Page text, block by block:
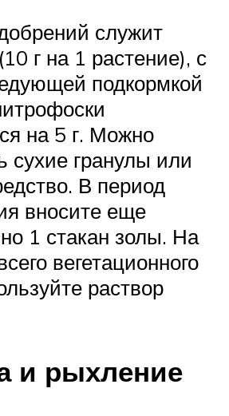
служит
г на 1 растение), с
подкормкой
на 5 г. Можно
сухие гранулы или
В период
вносите еще
1 стакан золы. На
вегетационного
раствор
и рыхление